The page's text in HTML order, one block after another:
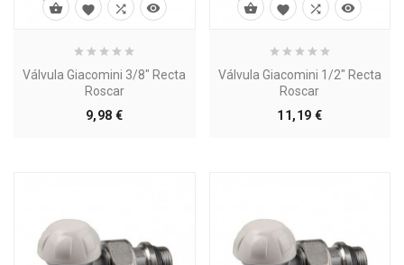
Válvula Giacomini 3/8" Recta
Roscar
9,98 €Precio
   
Válvula Giacomini 1/2" Recta
Roscar
11,19 €Precio
   